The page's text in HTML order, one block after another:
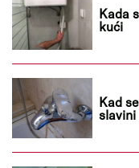
Kada
kući
Kad
slavini